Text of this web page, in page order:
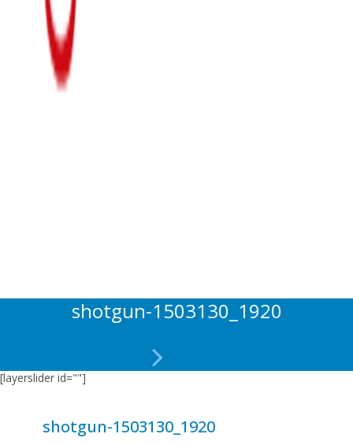
shotgun-1503130_1920
[layerslider id=""]
shotgun-1503130_1920